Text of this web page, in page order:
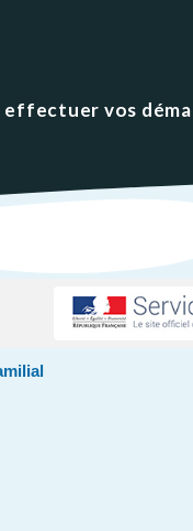
effectuer vos